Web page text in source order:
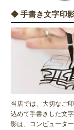
◆ 手書き文字印
当店では、大切なご
込めて手書きした文
影は、コンピュータ